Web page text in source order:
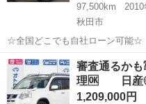
97,500km
2010
秋田市
☆全国どこでも自社ローン可能☆ ※
破産、債務整理の経験あり… 転
備は難しい… そんな不安はオトロンにお任せ(^^)/ 自社ローン専門
店！...
秋田 秋田市 エクストレ
審査通るか
理🆗 日産◎
1,209,000円